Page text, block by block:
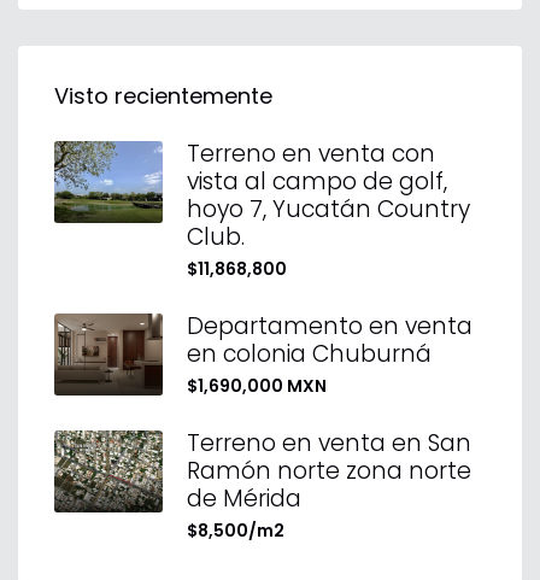
Visto recientemente
Terreno en venta con
vista al campo de golf,
hoyo 7, Yucatán Country
Club.
$11,868,800
Departamento en venta
en colonia Chuburná
$1,690,000 MXN
Terreno en venta en San
Ramón norte zona norte
de Mérida
$8,500/m2